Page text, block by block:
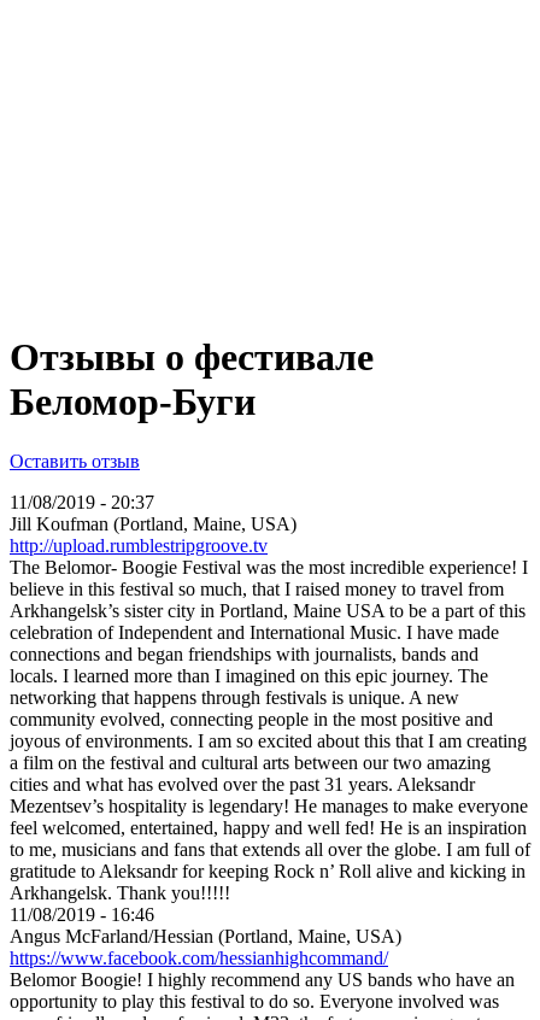
Отзывы о фестивале
Беломор-Буги
Оставить отзыв
11/08/2019 - 20:37
Jill Koufman (Portland, Maine, USA)
http://upload.rumblestripgroove.tv
The Belomor- Boogie Festival was the most incredible experience! I
believe in this festival so much, that I raised money to travel from
Arkhangelsk’s sister city in Portland, Maine USA to be a part of this
celebration of Independent and International Music. I have made
connections and began friendships with journalists, bands and
locals. I learned more than I imagined on this epic journey. The
networking that happens through festivals is unique. A new
community evolved, connecting people in the most positive and
joyous of environments. I am so excited about this that I am creating
a film on the festival and cultural arts between our two amazing
cities and what has evolved over the past 31 years. Aleksandr
Mezentsev’s hospitality is legendary! He manages to make everyone
feel welcomed, entertained, happy and well fed! He is an inspiration
to me, musicians and fans that extends all over the globe. I am full of
gratitude to Aleksandr for keeping Rock n’ Roll alive and kicking in
Arkhangelsk. Thank you!!!!!
11/08/2019 - 16:46
Angus McFarland/Hessian (Portland, Maine, USA)
https://www.facebook.com/hessianhighcommand/
Belomor Boogie! I highly recommend any US bands who have an
opportunity to play this festival to do so. Everyone involved was